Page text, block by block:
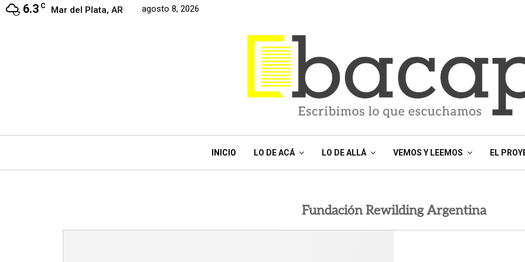
6.3 C Mar del Plata, AR agosto 8, 2026
INICIO LO DE ACÁ LO DE ALLÁ VEMOS Y LEEMOS EL
Fundación Rewilding Argentina